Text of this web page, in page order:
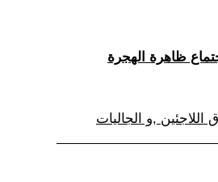
ظاهرة الهجرة
,و الجاليات